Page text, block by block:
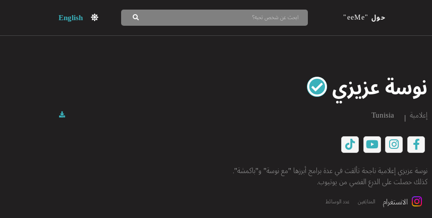
حول "eeMe" English
نوسة عزيزي
إعلامية Tunisia
نوسة عزيزي إعلامية ناجحة تألقت في عدة برامج أبرزها "مع نوسة" و"باكمشة".
كذلك حصلت على الدرع الفضي من يوتيوب.
الانستغرام
المتابَعين عدد الوسائط